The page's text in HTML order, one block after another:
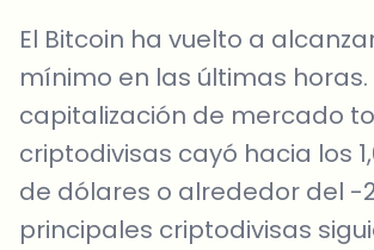
El Bitcoin ha vuelto a
mínimo en las últimas horas.
capitalización de mercado
criptodivisas cayó hacia los
de dólares o alrededor del -
principales criptodivisas